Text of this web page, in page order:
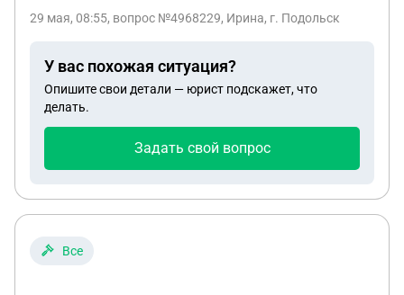
лечении , провели операции по удалению
на правой руке не работают два пальца,
постоянные боли. Подскажите пожалуйста, для
оформление отпуска по болезни после выписки
сделать другим способом? И можно ли добиться
каждой операции отпуск он проходил либо в
ВВК . Комиссия там завышает категорию , на
29 мая, 08:55, вопрос №4968229, Ирина, г. Подольск
У вас похожая ситуация?
Опишите свои детали — юрист подскажет, что
делать.
Задать свой вопрос
Все